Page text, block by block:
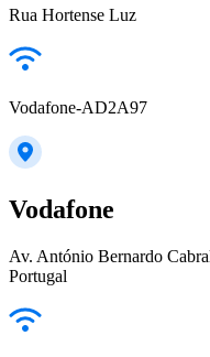
Rua Hortense Luz
Vodafone-AD2A97
Vodafone
Av. António Bernardo
Portugal